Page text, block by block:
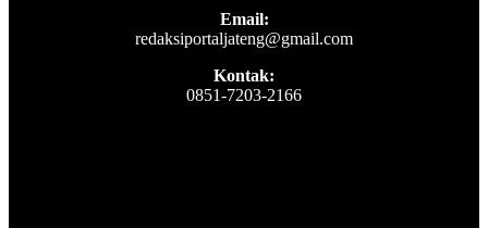
Email:
redaksiportaljateng@gmail.com
Kontak:
0851-7203-2166